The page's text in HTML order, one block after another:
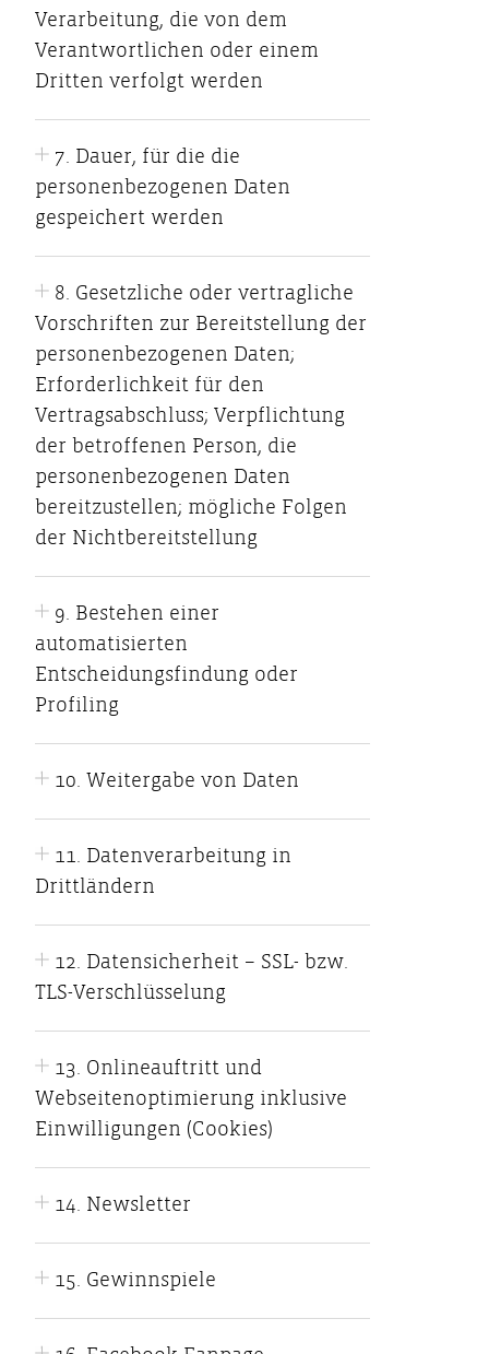
Verarbeitung, die von dem
Verantwortlichen oder einem
Dritten verfolgt werden
7. Dauer, für die die
personenbezogenen Daten
gespeichert werden
8. Gesetzliche oder vertragliche
Vorschriften zur Bereitstellung der
personenbezogenen Daten;
Erforderlichkeit für den
Vertragsabschluss; Verpflichtung
der betroffenen Person, die
personenbezogenen Daten
bereitzustellen; mögliche Folgen
der Nichtbereitstellung
9. Bestehen einer
automatisierten
Entscheidungsfindung oder
Profiling
10. Weitergabe von Daten
11. Datenverarbeitung in
Drittländern
12. Datensicherheit – SSL- bzw.
TLS-Verschlüsselung
13. Onlineauftritt und
Webseitenoptimierung inklusive
Einwilligungen (Cookies)
14. Newsletter
15. Gewinnspiele